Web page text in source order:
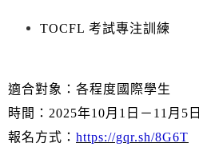
TOCFL 考試專注訓練
適合對象：各程度國際學生
時間：2025年10月1日－11月5日
報名方式： https://gqr.sh/8G6T